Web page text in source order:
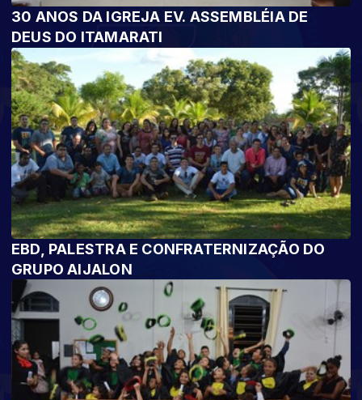
30 ANOS DA IGREJA EV. ASSEMBLÉIA DE
DEUS DO ITAMARATI
EBD, PALESTRA E CONFRATERNIZAÇÃO DO
GRUPO AIJALON